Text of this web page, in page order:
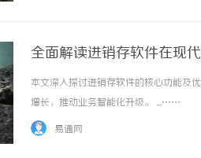
全面解读进销存软件在现
本文深入探讨进销存软件的核心功能及
增长，推动业务智能化升级。 ...……
易通网